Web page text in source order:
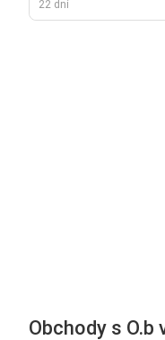
22 dní
Obchody s